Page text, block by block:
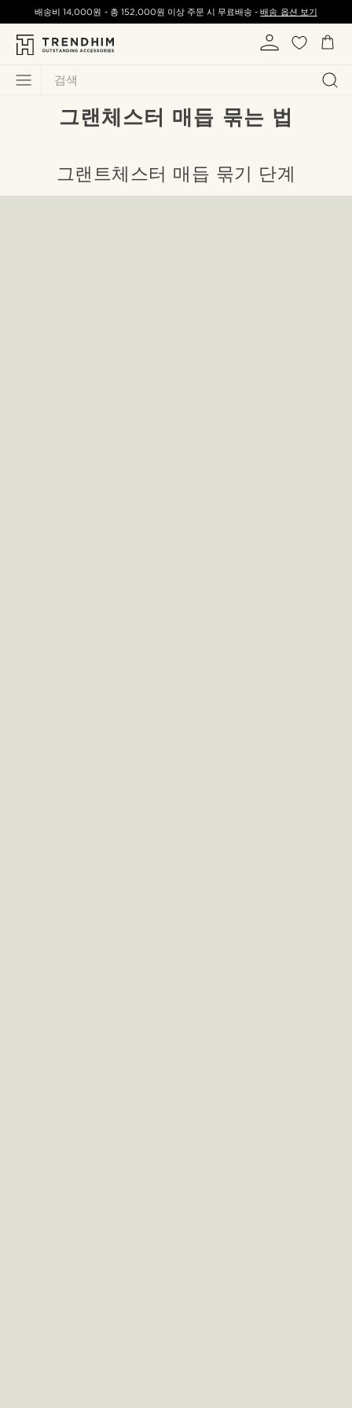
검색
배송비14,000원 - 총 152,000원 이상 주문 시 무료배송 -배송 옵션 보기
그랜체스터 매듭 묶는 법
그랜트체스터 매듭 묶기 단계